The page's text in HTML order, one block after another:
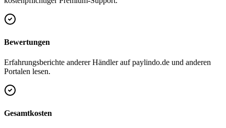
Bewertungen
Erfahrungsberichte anderer Händler auf paylindo.de und anderen
Portalen lesen.
Gesamtkosten